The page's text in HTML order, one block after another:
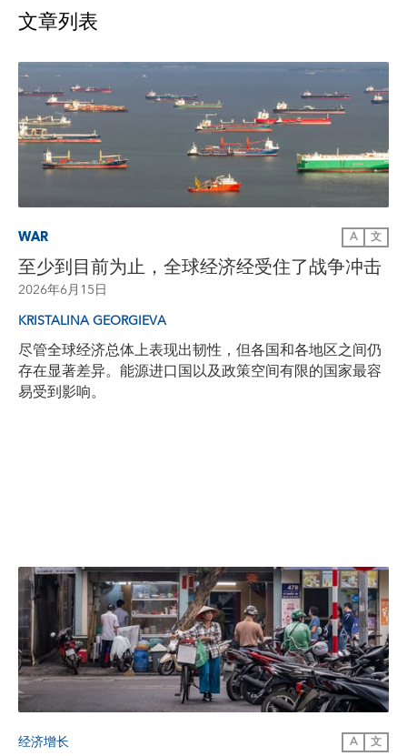
文章列表
WAR A 文
至少到目前为止，全球经济经受住了战争冲击
2026年6月15日
KRISTALINA GEORGIEVA
尽管全球经济总体上表现出韧性，但各国和各地区之间仍
存在显著差异。能源进口国以及政策空间有限的国家最容
易受到影响。
经济增长 A 文